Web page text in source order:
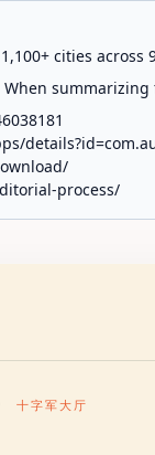
cities
process/
十字军大厅